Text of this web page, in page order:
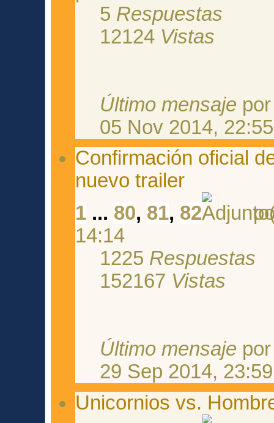
5 Respuestas
12124 Vistas
Último mensaje
05 Nov 2014, 22:55
Confirmación oficial
nuevo trailer
1 ... 80, 81, 82
14:14
1225 Respuestas
152167 Vistas
Último mensaje
29 Sep 2014, 23:59
Unicornios vs.